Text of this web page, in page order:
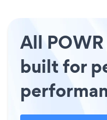
All
built for